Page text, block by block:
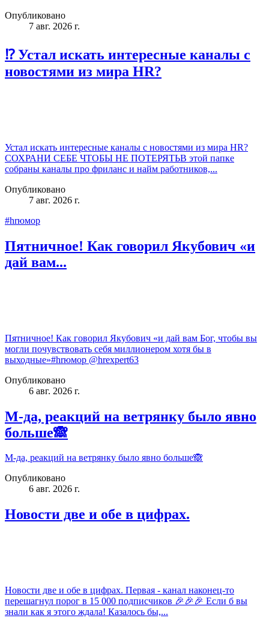
Опубликовано
7 авг. 2026 г.
⁉️ Устал искать интересные каналы с
новостями из мира HR?
Устал искать интересные каналы с новостями из мира HR?
СОХРАНИ СЕБЕ ЧТОБЫ НЕ ПОТЕРЯТЬВ этой папке
собраны каналы про фриланс и найм работников,...
Опубликовано
7 авг. 2026 г.
#hrюмор
Пятничное! Как говорил Якубович «и
дай вам...
Пятничное! Как говорил Якубович «и дай вам Бог, чтобы вы
могли почувствовать себя миллионером хотя бы в
выходные»#hrюмор @hrexpert63
Опубликовано
6 авг. 2026 г.
М-да, реакций на ветрянку было явно
больше🙈
М-да, реакций на ветрянку было явно больше🙈
Опубликовано
6 авг. 2026 г.
Новости две и обе в цифрах.
Новости две и обе в цифрах. Первая - канал наконец-то
перешагнул порог в 15 000 подписчиков 🎉🎉🎉 Если б вы
знали как я этого ждала! Казалось бы,...